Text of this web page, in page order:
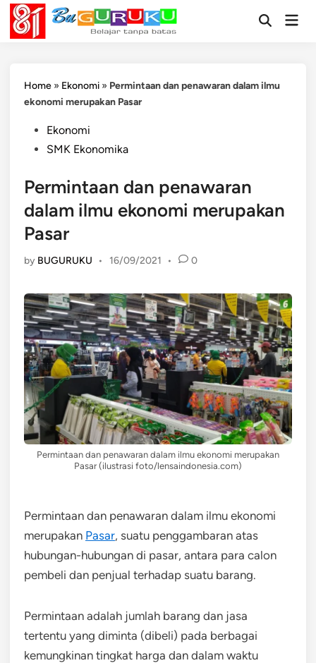
Skip
content
OpenMain
Home » Ekonomi » Permintaan dan penawaran dalam ilmu
ekonomi merupakan Pasar
PostedEkonomi
SMK Ekonomika
Permintaan dan penawaran
dalam ilmu ekonomi merupakan
Pasar
by BUGURUKU • 16/09/2021 • 0
Permintaan dan penawaran dalam ilmu ekonomi merupakan
Pasar (ilustrasi foto/lensaindonesia.com)
Permintaan dan penawaran dalam ilmu ekonomi
merupakan Pasar, suatu penggambaran atas
hubungan-hubungan di pasar, antara para calon
pembeli dan penjual terhadap suatu barang.
Permintaan adalah jumlah barang dan jasa
tertentu yang diminta (dibeli) pada berbagai
kemungkinan tingkat harga dan dalam waktu